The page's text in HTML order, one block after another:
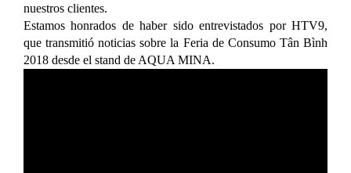
nuestros clientes.
Estamos honrados de haber sido entrevistados por HTV9,
que transmitió noticias sobre la Feria de Consumo Tân Bình
2018 desde el stand de AQUA MINA.